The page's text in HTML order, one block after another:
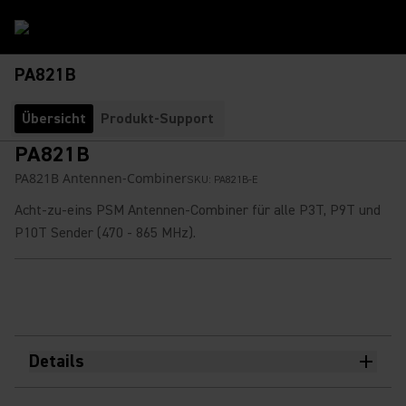
PA821B
Übersicht Produkt-Support
PA821B
PA821B Antennen-CombinerSKU: PA821B-E
Acht-zu-eins PSM Antennen-Combiner für alle P3T, P9T und
P10T Sender (470 - 865 MHz).
Details